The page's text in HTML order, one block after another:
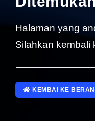
Halaman yang
Silahkan kembali
KEMBAI KE